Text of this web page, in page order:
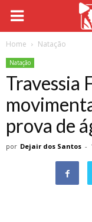
Home Natação
Natação
Travessia
prova de
por Dejair dos Santos -